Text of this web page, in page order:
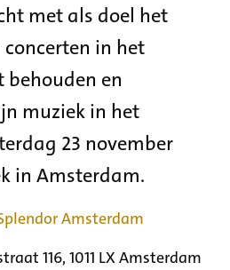
met als doel het
in het
behouden en
muziek in het
23 november
in Amsterdam.
Amsterdam
116, 1011 LX Amsterdam